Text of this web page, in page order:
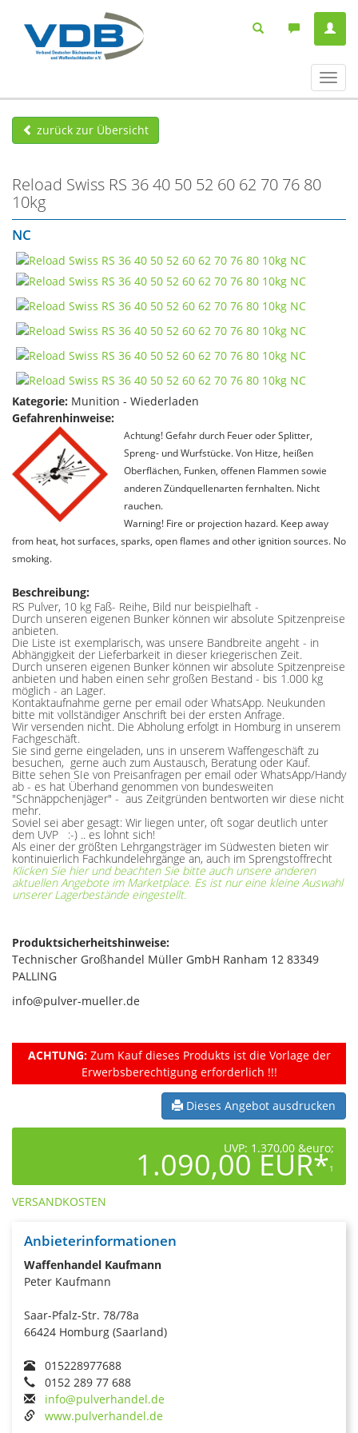
ein-/
zurück zur Übersicht
Reload Swiss RS 36 40 50 52 60 62 70 76 80
10kg
NC
Kategorie: Munition - Wiederladen
Gefahrenhinweise:
Achtung! Gefahr durch Feuer oder Splitter,
Spreng- und Wurfstücke. Von Hitze, heißen
Oberflächen, Funken, offenen Flammen sowie
anderen Zündquellenarten fernhalten. Nicht
rauchen.
Warning! Fire or projection hazard. Keep away
from heat, hot surfaces, sparks, open flames and other ignition sources. No
smoking.
Beschreibung:
RS Pulver, 10 kg Faß- Reihe, Bild nur beispielhaft -
Durch unseren eigenen Bunker können wir absolute Spitzenpreise
anbieten.
Die Liste ist exemplarisch, was unsere Bandbreite angeht - in
Abhängigkeit der Lieferbarkeit in dieser kriegerischen Zeit.
Durch unseren eigenen Bunker können wir absolute Spitzenpreise
anbieten und haben einen sehr großen Bestand - bis 1.000 kg
möglich - an Lager.
Kontaktaufnahme gerne per email oder WhatsApp. Neukunden
bitte mit vollständiger Anschrift bei der ersten Anfrage.
Wir versenden nicht. Die Abholung erfolgt in Homburg in unserem
Fachgeschäft.
Sie sind gerne eingeladen, uns in unserem Waffengeschäft zu
besuchen, gerne auch zum Austausch, Beratung oder Kauf.
Bitte sehen SIe von Preisanfragen per email oder WhatsApp/Handy
ab - es hat Überhand genommen von bundesweiten
"Schnäppchenjäger" - aus Zeitgründen bentworten wir diese nicht
mehr.
Soviel sei aber gesagt: Wir liegen unter, oft sogar deutlich unter
dem UVP :-) .. es lohnt sich!
Als einer der größten Lehrgangsträger im Südwesten bieten wir
kontinuierlich Fachkundelehrgänge an, auch im Sprengstoffrecht
Klicken Sie hier und beachten Sie bitte auch unsere anderen
aktuellen Angebote im Marketplace. Es ist nur eine kleine Auswahl
unserer Lagerbestände eingestellt.
Produktsicherheitshinweise:
Technischer Großhandel Müller GmbH Ranham 12 83349
PALLING
info@pulver-mueller.de
ACHTUNG:Zum Kauf dieses Produkts ist die Vorlage der
Erwerbsberechtigung erforderlich !!!
Dieses Angebot ausdrucken
UVP: 1.370,00 &euro;
1.090,00 EUR*1
VERSANDKOSTEN
Anbieterinformationen
Waffenhandel Kaufmann
Peter Kaufmann
Saar-Pfalz-Str. 78/78a
66424 Homburg (Saarland)
015228977688
0152 289 77 688
info@pulverhandel.de
www.pulverhandel.de